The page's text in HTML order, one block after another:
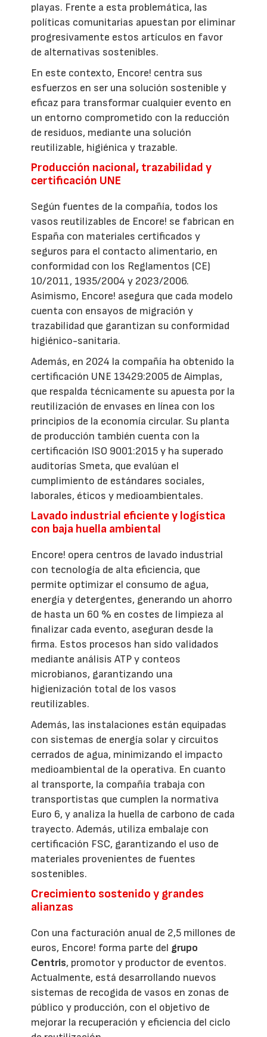
playas. Frente a esta problemática, las
políticas comunitarias apuestan por eliminar
progresivamente estos artículos en favor
de alternativas sostenibles.
En este contexto, Encore! centra sus
esfuerzos en ser una solución sostenible y
eficaz para transformar cualquier evento en
un entorno comprometido con la reducción
de residuos, mediante una solución
reutilizable, higiénica y trazable.
Producción nacional, trazabilidad y
certificación UNE
Según fuentes de la compañía, todos los
vasos reutilizables de Encore! se fabrican en
España con materiales certificados y
seguros para el contacto alimentario, en
conformidad con los Reglamentos (CE)
10/2011, 1935/2004 y 2023/2006.
Asimismo, Encore! asegura que cada modelo
cuenta con ensayos de migración y
trazabilidad que garantizan su conformidad
higiénico-sanitaria.
Además, en 2024 la compañía ha obtenido la
certificación UNE 13429:2005 de Aimplas,
que respalda técnicamente su apuesta por la
reutilización de envases en línea con los
principios de la economía circular. Su planta
de producción también cuenta con la
certificación ISO 9001:2015 y ha superado
auditorías Smeta, que evalúan el
cumplimiento de estándares sociales,
laborales, éticos y medioambientales.
Lavado industrial eficiente y logística
con baja huella ambiental
Encore! opera centros de lavado industrial
con tecnología de alta eficiencia, que
permite optimizar el consumo de agua,
energía y detergentes, generando un ahorro
de hasta un 60 % en costes de limpieza al
finalizar cada evento, aseguran desde la
firma. Estos procesos han sido validados
mediante análisis ATP y conteos
microbianos, garantizando una
higienización total de los vasos
reutilizables.
Además, las instalaciones están equipadas
con sistemas de energía solar y circuitos
cerrados de agua, minimizando el impacto
medioambiental de la operativa. En cuanto
al transporte, la compañía trabaja con
transportistas que cumplen la normativa
Euro 6, y analiza la huella de carbono de cada
trayecto. Además, utiliza embalaje con
certificación FSC, garantizando el uso de
materiales provenientes de fuentes
sostenibles.
Crecimiento sostenido y grandes
alianzas
Con una facturación anual de 2,5 millones de
euros, Encore! forma parte del grupo
Centris, promotor y productor de eventos.
Actualmente, está desarrollando nuevos
sistemas de recogida de vasos en zonas de
público y producción, con el objetivo de
mejorar la recuperación y eficiencia del ciclo